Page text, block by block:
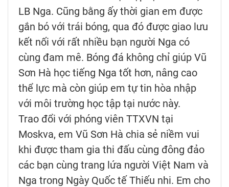
LB Nga. Cũng bằng ấy thời gian em được
gắn bó với trái bóng, qua đó được giao lưu
kết nối với rất nhiều bạn người Nga có
cùng đam mê. Bóng đá không chỉ giúp Vũ
Sơn Hà học tiếng Nga tốt hơn, nâng cao
thể lực mà còn giúp em tự tin hòa nhập
với môi trường học tập tại nước này.
Trao đổi với phóng viên TTXVN tại
Moskva, em Vũ Sơn Hà chia sẻ niềm vui
khi được tham gia thi đấu cùng đông đảo
các bạn cùng trang lứa người Việt Nam và
Nga trong Ngày Quốc tế Thiếu nhi. Em cho